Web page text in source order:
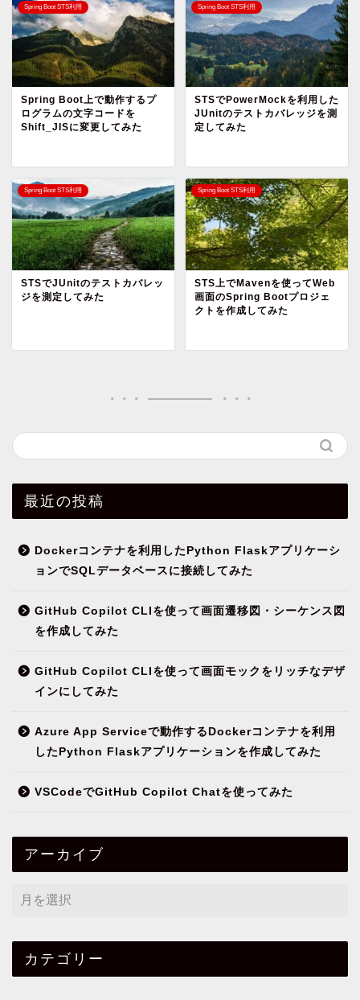
Spring Boot STS利用
Spring Boot上で動作するプ
ログラムの文字コードを
Shift_JISに変更してみた
Spring Boot STS利用
STSでPowerMockを利用した
JUnitのテストカバレッジを測
定してみた
Spring Boot STS利用
STSでJUnitのテストカバレッ
ジを測定してみた
Spring Boot STS利用
STS上でMavenを使ってWeb
画面のSpring Bootプロジェ
クトを作成してみた
最近の投稿
Dockerコンテナを利用したPython Flaskアプリケーシ
ョンでSQLデータベースに接続してみた
GitHub Copilot CLIを使って画面遷移図・シーケンス図
を作成してみた
GitHub Copilot CLIを使って画面モックをリッチなデザ
インにしてみた
Azure App Serviceで動作するDockerコンテナを利用
したPython Flaskアプリケーションを作成してみた
VSCodeでGitHub Copilot Chatを使ってみた
アーカイブ
カテゴリー